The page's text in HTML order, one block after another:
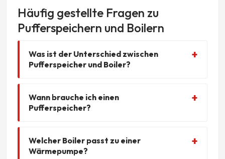
Häufig gestellte Fragen zu
Pufferspeichern und Boilern
Was ist der Unterschied zwischen
Pufferspeicher und Boiler?
Wann brauche ich einen
Pufferspeicher?
Welcher Boiler passt zu einer
Wärmepumpe?